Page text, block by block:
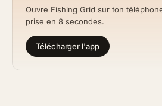
Ouvre Fishing Grid sur ton
prise en 8 secondes.
Télécharger l'app